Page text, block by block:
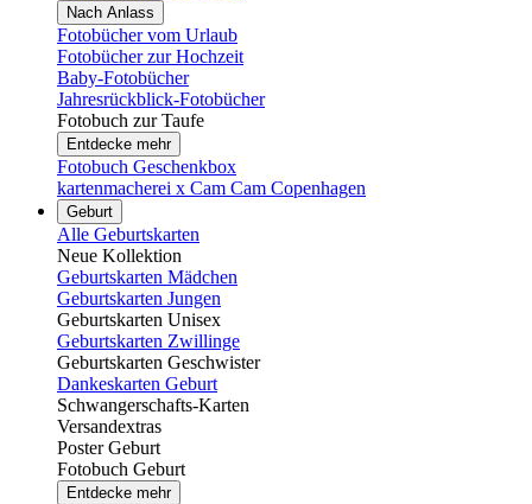
Nach Anlass
Fotobücher vom Urlaub
Fotobücher zur Hochzeit
Baby-Fotobücher
Jahresrückblick-Fotobücher
Fotobuch zur Taufe
Entdecke mehr
Fotobuch Geschenkbox
kartenmacherei x Cam Cam Copenhagen
Geburt
Alle Geburtskarten
Neue Kollektion
Geburtskarten Mädchen
Geburtskarten Jungen
Geburtskarten Unisex
Geburtskarten Zwillinge
Geburtskarten Geschwister
Dankeskarten Geburt
Schwangerschafts-Karten
Versandextras
Poster Geburt
Fotobuch Geburt
Entdecke mehr